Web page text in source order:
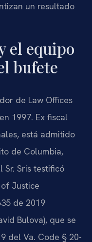
un resultado
el equipo
bufete
de Law Offices
1997. Ex fiscal
está admitido
de Columbia,
Sr. Sris testificó
Justice
de 2019
Bulova), que se
del Va. Code § 20-